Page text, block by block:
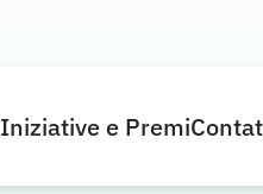
Iniziative e Premi